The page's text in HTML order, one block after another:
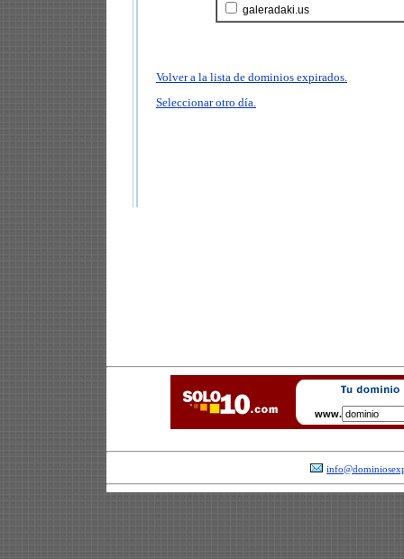
galeradaki.us
Volver a la lista de dominios expirados.
Seleccionar otro día.
www.